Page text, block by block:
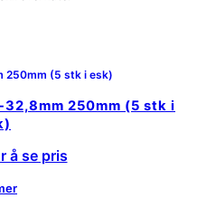
250mm (5 stk i
å se pris